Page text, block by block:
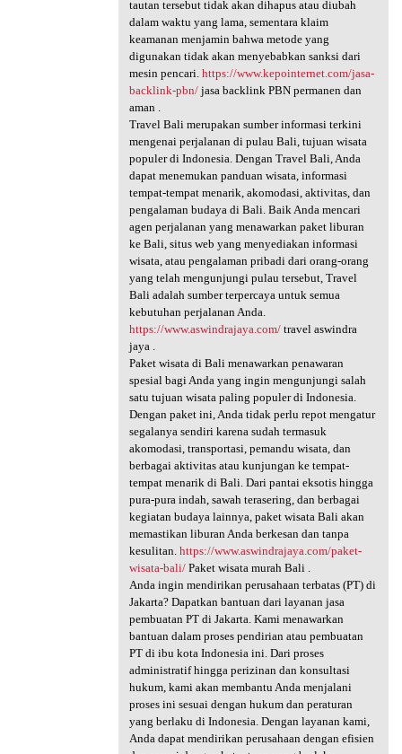
tautan tersebut tidak akan dihapus atau diubah
dalam waktu yang lama, sementara klaim
keamanan menjamin bahwa metode yang
digunakan tidak akan menyebabkan sanksi dari
mesin pencari. https://www.kepointernet.com/jasa-
backlink-pbn/jasa backlink PBN permanen dan
aman .
Travel Bali merupakan sumber informasi terkini
mengenai perjalanan di pulau Bali, tujuan wisata
populer di Indonesia. Dengan Travel Bali, Anda
dapat menemukan panduan wisata, informasi
tempat-tempat menarik, akomodasi, aktivitas, dan
pengalaman budaya di Bali. Baik Anda mencari
agen perjalanan yang menawarkan paket liburan
ke Bali, situs web yang menyediakan informasi
wisata, atau pengalaman pribadi dari orang-orang
yang telah mengunjungi pulau tersebut, Travel
Bali adalah sumber terpercaya untuk semua
kebutuhan perjalanan Anda.
https://www.aswindrajaya.com/travel aswindra
jaya .
Paket wisata di Bali menawarkan penawaran
spesial bagi Anda yang ingin mengunjungi salah
satu tujuan wisata paling populer di Indonesia.
Dengan paket ini, Anda tidak perlu repot mengatur
segalanya sendiri karena sudah termasuk
akomodasi, transportasi, pemandu wisata, dan
berbagai aktivitas atau kunjungan ke tempat-
tempat menarik di Bali. Dari pantai eksotis hingga
pura-pura indah, sawah terasering, dan berbagai
kegiatan budaya lainnya, paket wisata Bali akan
memastikan liburan Anda berkesan dan tanpa
kesulitan. https://www.aswindrajaya.com/paket-
wisata-bali/Paket wisata murah Bali .
Anda ingin mendirikan perusahaan terbatas (PT) di
Jakarta? Dapatkan bantuan dari layanan jasa
pembuatan PT di Jakarta. Kami menawarkan
bantuan dalam proses pendirian atau pembuatan
PT di ibu kota Indonesia ini. Dari proses
administratif hingga perizinan dan konsultasi
hukum, kami akan membantu Anda menjalani
proses ini sesuai dengan hukum dan peraturan
yang berlaku di Indonesia. Dengan layanan kami,
Anda dapat mendirikan perusahaan dengan efisien